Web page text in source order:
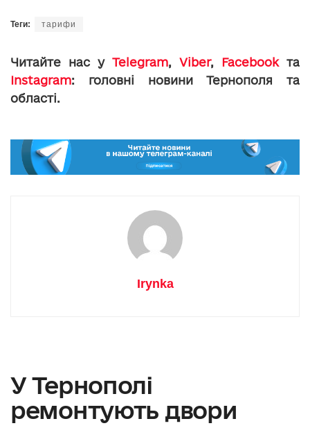
Теги: тарифи
Читайте нас у Telegram, Viber, Facebookта
Instagram: головні новини Тернополя та
області.
Irynka
У Тернополі
ремонтують двори